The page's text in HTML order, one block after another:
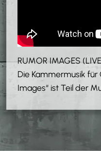
RUMOR IMAGES
Die Kammermusik für
Images“ ist Teil der